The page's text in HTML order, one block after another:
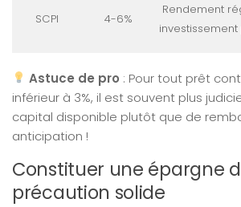
SCPI 4-6%
Rendement
Astuce de pro : Pour tout prêt
inférieur à 3%, il est souvent plus
capital disponible plutôt que de
anticipation !
Constituer une épargne
précaution solide